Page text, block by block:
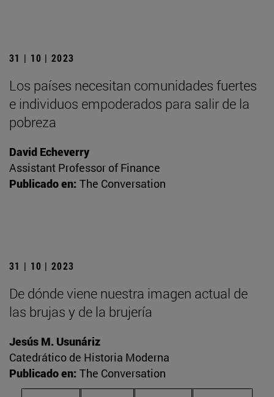
31 | 10 | 2023
Los países necesitan comunidades fuertes
e individuos empoderados para salir de la
pobreza
David Echeverry
Assistant Professor of Finance
Publicado en: The Conversation
31 | 10 | 2023
De dónde viene nuestra imagen actual de
las brujas y de la brujería
Jesús M. Usunáriz
Catedrático de Historia Moderna
Publicado en: The Conversation